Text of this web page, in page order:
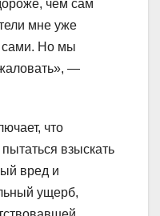
чем сам
мне уже
сами. Но мы
—
что
взыскать
вред и
ущерб,